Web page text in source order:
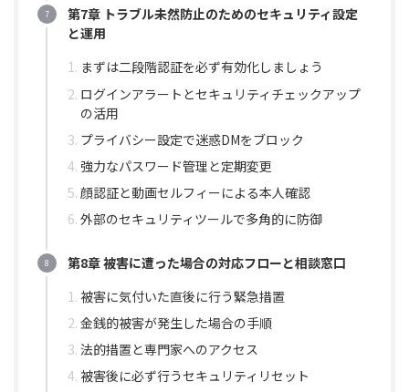
第7章 トラブル未然防止のためのセキュリティ設定
と運用
まずは二段階認証を必ず有効化しましょう
ログインアラートとセキュリティチェックアップ
の活用
プライバシー設定で迷惑DMをブロック
強力なパスワード管理と定期変更
顔認証と動画セルフィーによる本人確認
外部のセキュリティツールで多角的に防御
第8章 被害に遭った場合の対応フローと相談窓口
被害に気付いた直後に行う緊急措置
金銭的被害が発生した場合の手順
法的措置と専門家へのアクセス
被害後に必ず行うセキュリティリセット